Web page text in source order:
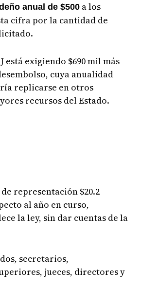
anual de $500a los
cifra por la cantidad de
está exigiendo $690 mil más
cuya anualidad
replicarse en otros
recursos del Estado.
representación $20.2
al año en curso,
la ley, sin dar cuentas de la
secretarios,
jueces, directores y